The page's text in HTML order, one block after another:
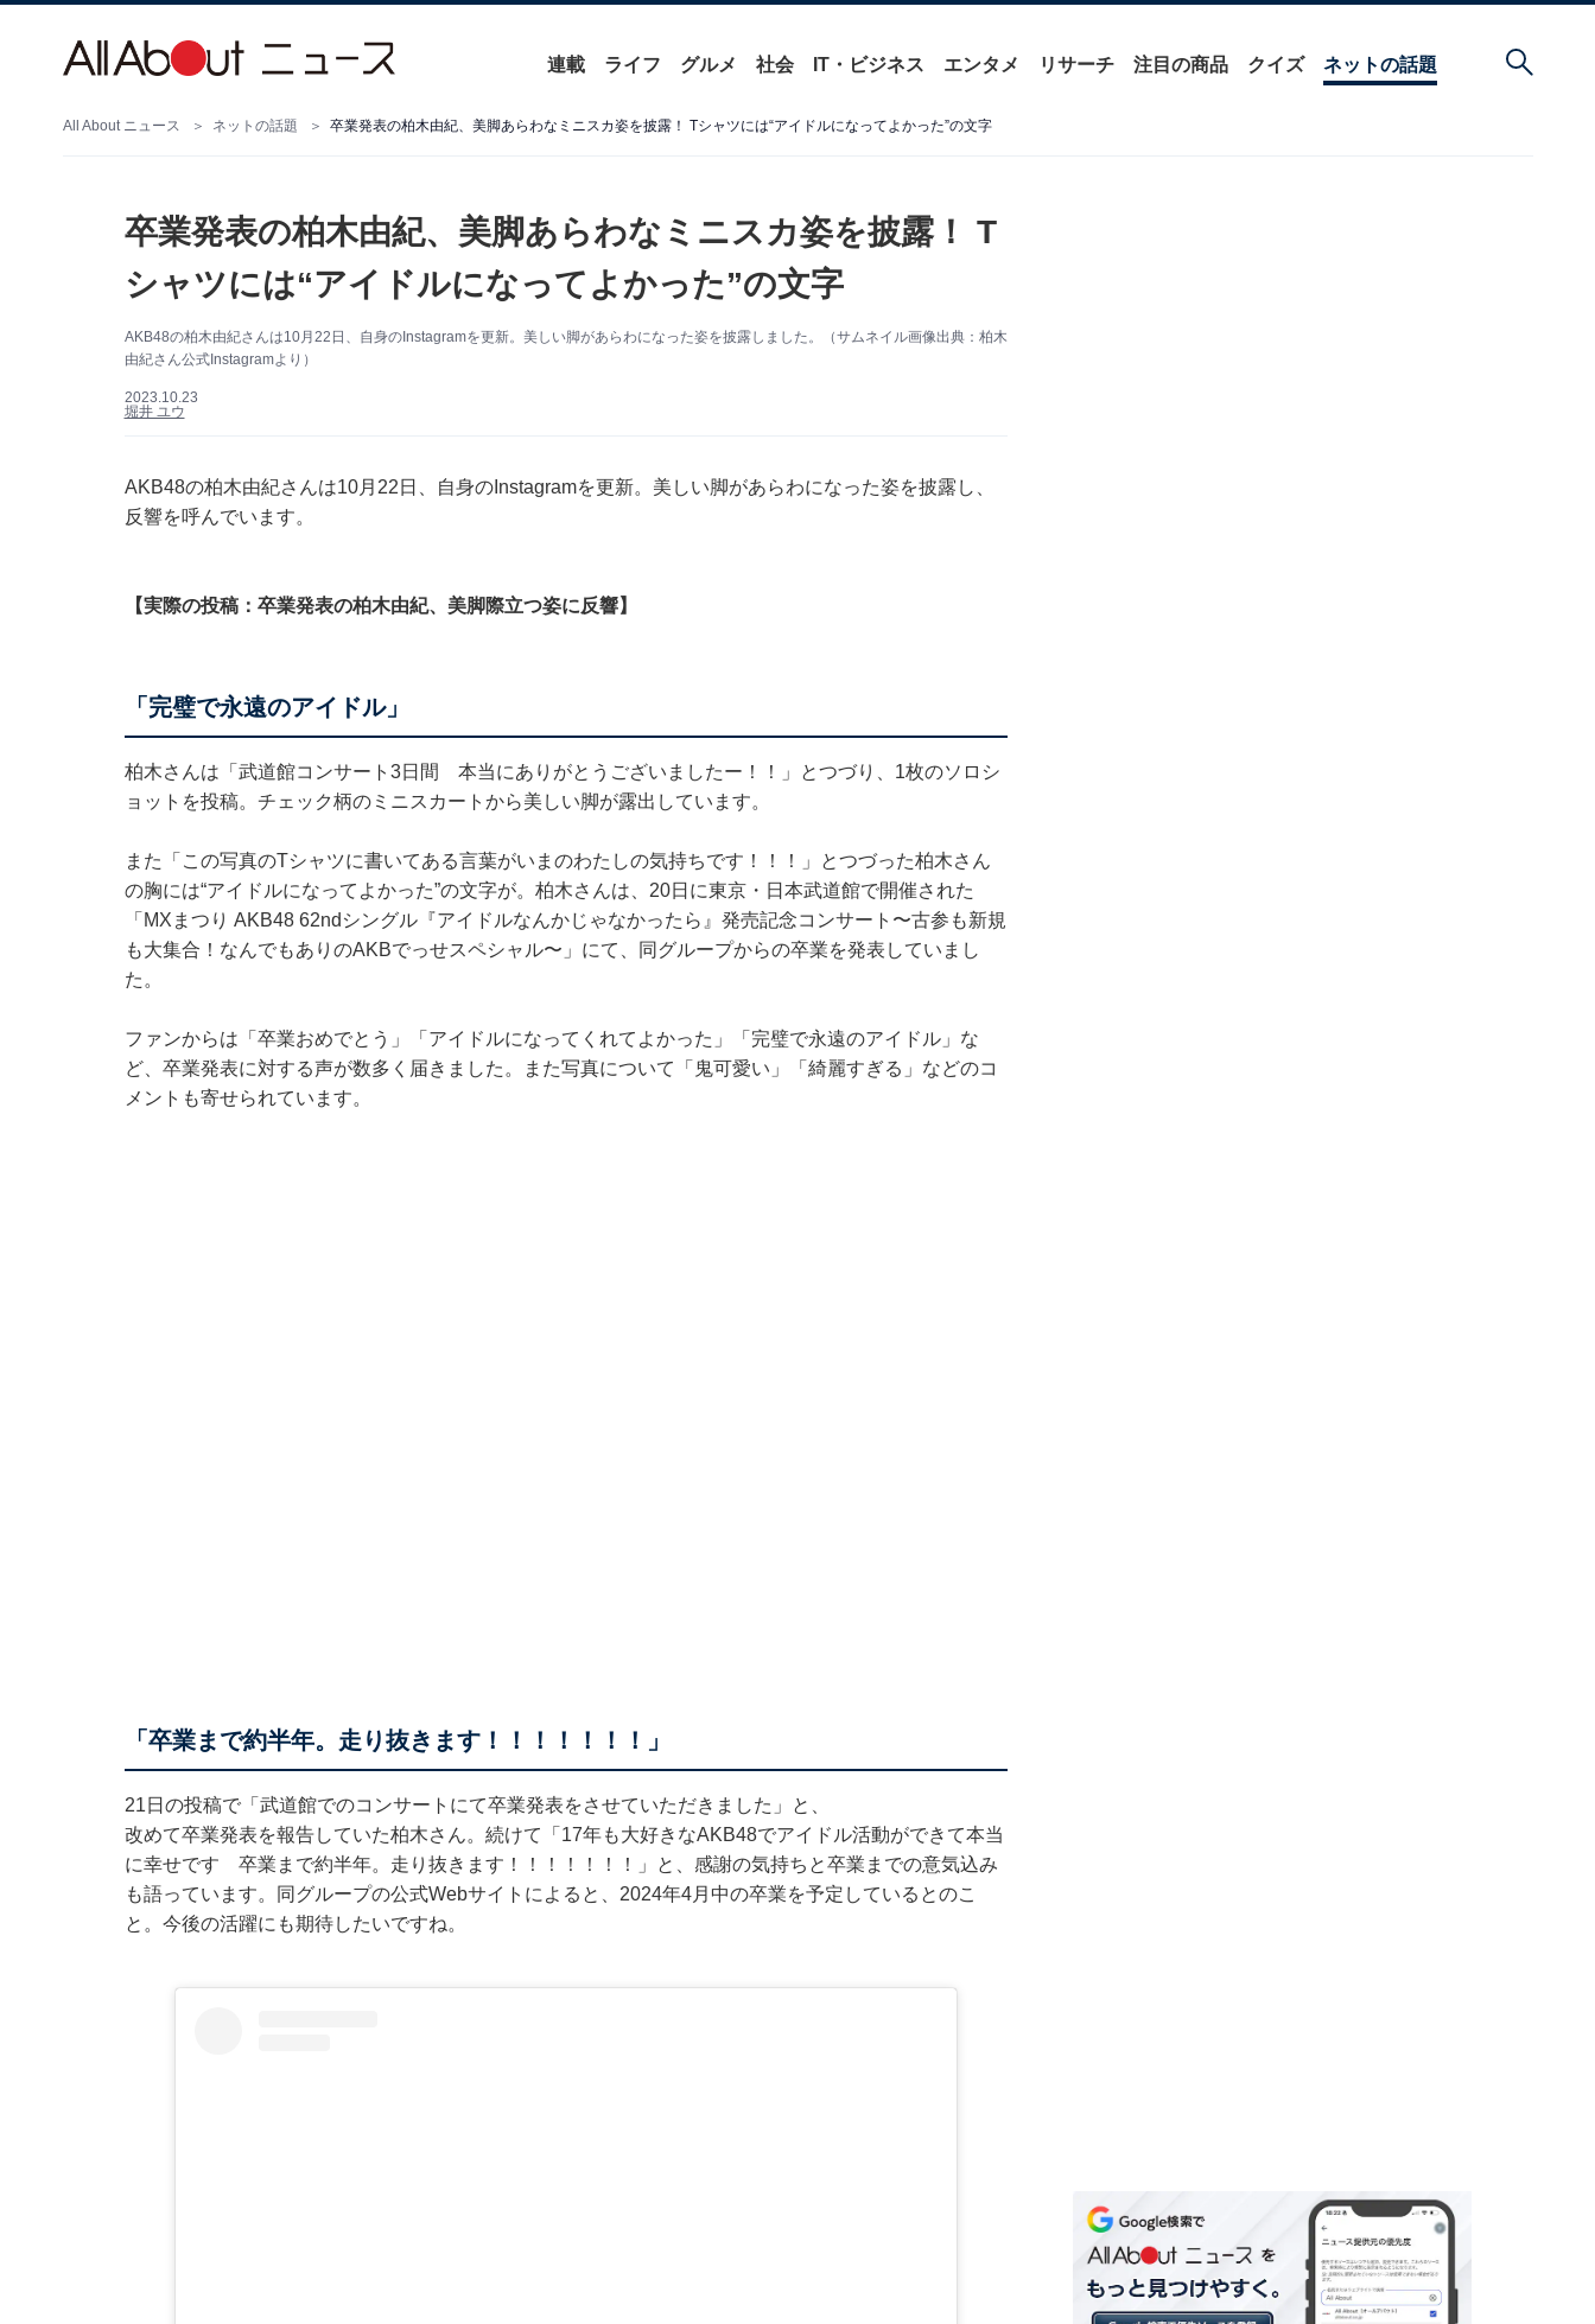
連載 ライフ グルメ 社会 IT・ビジネス エンタメ リサーチ 注目の商品 クイズ ネットの話題
All About ニュース ネットの話題 卒業発表の柏木由紀、美脚あらわなミニスカ姿を披露！ Tシャツには“アイドルになってよかった”の文字
卒業発表の柏木由紀、美脚あらわなミニスカ姿を披露！ T
シャツには“アイドルになってよかった”の文字
AKB48の柏木由紀さんは10月22日、自身のInstagramを更新。美しい脚があらわになった姿を披露しました。（サムネイル画像出典：柏木
由紀さん公式Instagramより）
2023.10.23
堀井 ユウ
AKB48の柏木由紀さんは10月22日、自身のInstagramを更新。美しい脚があらわになった姿を披露し、
反響を呼んでいます。
【実際の投稿：卒業発表の柏木由紀、美脚際立つ姿に反響】
「完璧で永遠のアイドル」
柏木さんは「武道館コンサート3日間 本当にありがとうございましたー！！」とつづり、1枚のソロシ
ョットを投稿。チェック柄のミニスカートから美しい脚が露出しています。
また「この写真のTシャツに書いてある言葉がいまのわたしの気持ちです！！！」とつづった柏木さん
の胸には“アイドルになってよかった”の文字が。柏木さんは、20日に東京・日本武道館で開催された
「MXまつり AKB48 62ndシングル『アイドルなんかじゃなかったら』発売記念コンサート〜古参も新規
も大集合！なんでもありのAKBでっせスペシャル〜」にて、同グループからの卒業を発表していまし
た。
ファンからは「卒業おめでとう」「アイドルになってくれてよかった」「完璧で永遠のアイドル」な
ど、卒業発表に対する声が数多く届きました。また写真について「鬼可愛い」「綺麗すぎる」などのコ
メントも寄せられています。
「卒業まで約半年。走り抜きます！！！！！！！」
21日の投稿で「武道館でのコンサートにて卒業発表をさせていただきました」と、
改めて卒業発表を報告していた柏木さん。続けて「17年も大好きなAKB48でアイドル活動ができて本当
に幸せです 卒業まで約半年。走り抜きます！！！！！！！」と、感謝の気持ちと卒業までの意気込み
も語っています。同グループの公式Webサイトによると、2024年4月中の卒業を予定しているとのこ
と。今後の活躍にも期待したいですね。